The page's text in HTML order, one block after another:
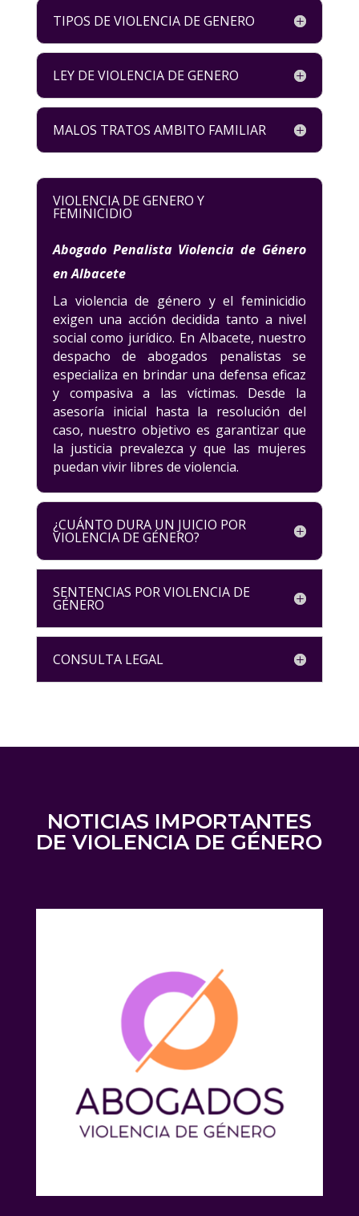
TIPOS DE VIOLENCIA DE GENERO
LEY DE VIOLENCIA DE GENERO
MALOS TRATOS AMBITO FAMILIAR
VIOLENCIA DE GENERO Y
FEMINICIDIO
Abogado Penalista Violencia de Género
en Albacete
La violencia de género y el feminicidio
exigen una acción decidida tanto a nivel
social como jurídico. En Albacete, nuestro
despacho de abogados penalistas se
especializa en brindar una defensa eficaz
y compasiva a las víctimas. Desde la
asesoría inicial hasta la resolución del
caso, nuestro objetivo es garantizar que
la justicia prevalezca y que las mujeres
puedan vivir libres de violencia.
¿CUÁNTO DURA UN JUICIO POR
VIOLENCIA DE GÉNERO?
SENTENCIAS POR VIOLENCIA DE
GÉNERO
CONSULTA LEGAL
NOTICIAS IMPORTANTES
DE VIOLENCIA DE GÉNERO